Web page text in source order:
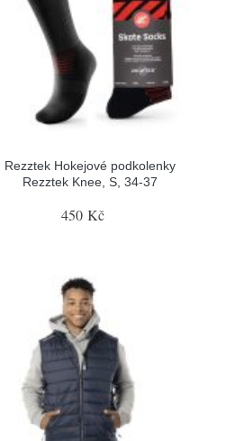
Rezztek Hokejové podkolenky
Rezztek Knee, S, 34-37
450 Kč